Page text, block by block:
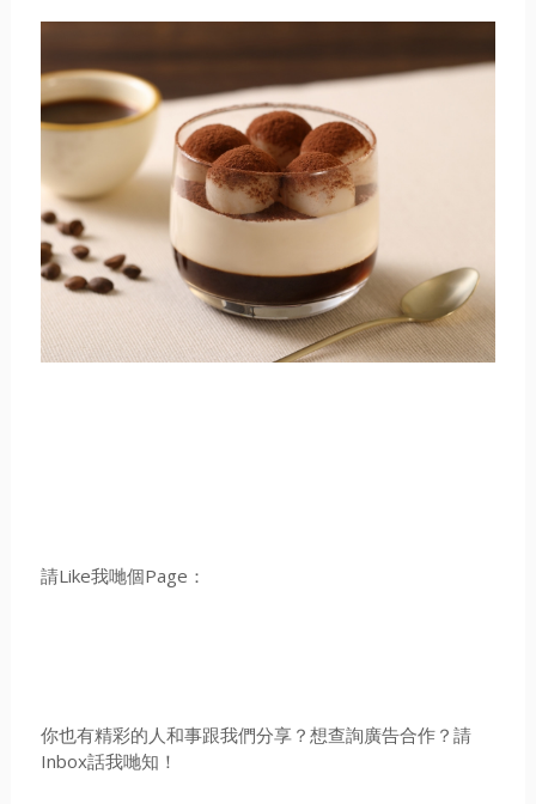
請Like我哋個Page：
你也有精彩的人和事跟我們分享？想查詢廣告合作？請
Inbox話我哋知！